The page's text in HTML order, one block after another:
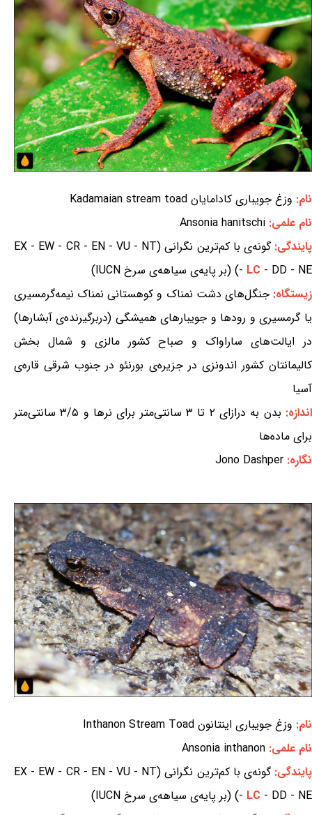
نام: وزغ جویباری کادامایان Kadamaian stream toad
نام علمی: Ansonia hanitschi
پایندگی:
گونه‌ی با کم‌ترین نگرانی (EX - EW - CR - EN - VU - NT
- LC - DD - NE) (بر پایه‌ی سیاهه‌ی سرخ IUCN)
زیستگاه:جنگل‌های دشت نمناک و کوهستانی نمناک نیمه‌گرمسیری
یا گرمسیری و رودها و جویبارهای همیشگی (دربرگیرنده‌ی آبشارها)
در ایالت‌های ساراواک و صباح کشور مالزی و شمال بخش
کالیمانتان کشور اندونزی در جزیره‌ی بورنئو در جنوب شرقی قاره‌ی
آسیا
اندازه:
بدن به درازای ۲ تا ۳ سانتی‌متر برای نرها و ۳/۵ سانتی‌متر
برای ماده‌ها
نگاره: Jono Dashper
نام: وزغ جویباری اینتانون Inthanon Stream Toad
نام علمی: Ansonia inthanon
پایندگی:
گونه‌ی با کم‌ترین نگرانی (EX - EW - CR - EN - VU - NT
- LC - DD - NE) (بر پایه‌ی سیاهه‌ی سرخ IUCN)